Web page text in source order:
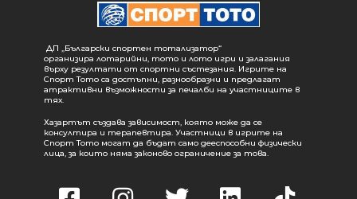
ДП „Български спортен тотализатор“
организира лотарийни, тото и лото игри и залагания
върху резултати от спортни състезания. Игрите на
Спорт Тото са достъпни, разнообразни и предлагат
атрактивни възможности за печалби на участниците в
тях.
Хазартът създава зависимост, която може да се
консултира и терапевтира. Участници в игрите на
Спорт Тото могат да бъдат само дееспособни физически
лица, за които няма законово ограничение за това.